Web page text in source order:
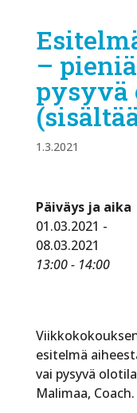
–
pysyvä
1.3.2021
Päiväys ja aika
01.03.2021 -
08.03.2021
13:00 - 14:00
esitelmä
vai pysyvä
Malimaa, Coach.